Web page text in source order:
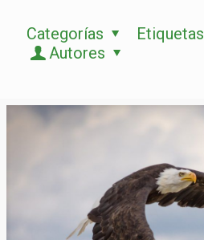
Categorías
Etiquetas
Autores